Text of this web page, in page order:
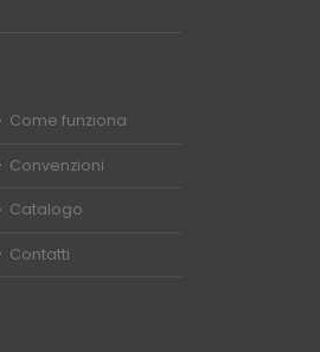
Come funziona
Convenzioni
Catalogo
Contatti